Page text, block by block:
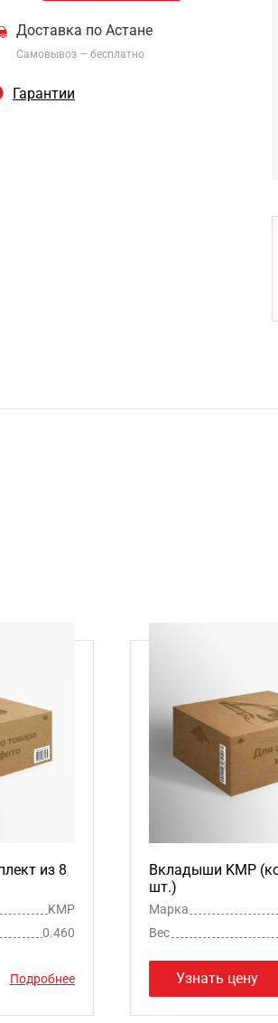
Доставка по Астане
Самовывоз — бесплатно
Гарантии
из 8
KMP
0.460
Подробнее
Вкладыши KMP
шт.)
Марка
Вес
Узнать цену